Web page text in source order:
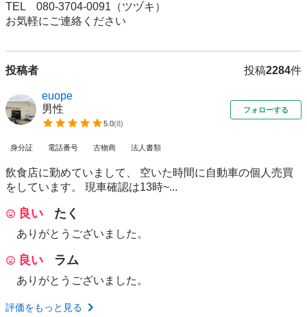
TEL　080-3704-0091（ツヅキ）
お気軽にご連絡ください
投稿者 投稿2284件
euope
男性
5.0(8)
フォローする
身分証 電話番号 古物商 法人書類
飲食店に勤めていまして、 空いた時間に自動車の個人売買
をしています。 現車確認は13時~...
良い たく
ありがとうございました。
良い ラム
ありがとうございました。
評価をもっと見る